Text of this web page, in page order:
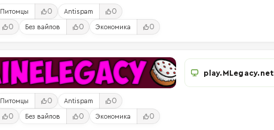
Питомцы 0 Antispam 0
0 Без вайпов 0 Экономика 0
Питомцы 0 Antispam 0
0 Без вайпов 0 Экономика 0
play.MLegacy.net